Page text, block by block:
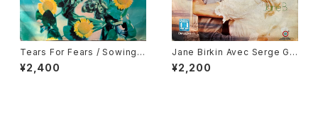
Tears For Fears / Sowing
The Seeds Of Love
¥2,400
Jane Birkin Avec Serge Gai
nsbourg / Je T'aime Moi N
on Plus, Jane B.
¥2,200